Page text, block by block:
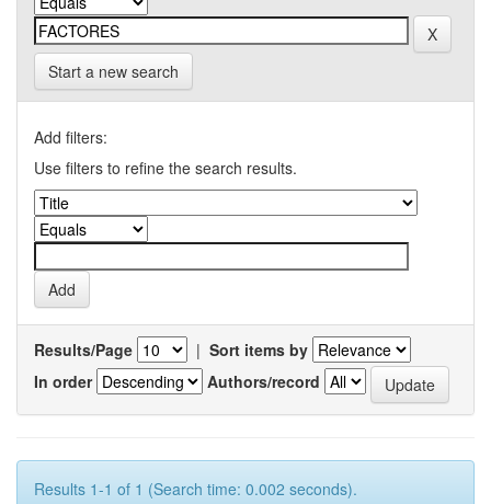
Start a new search
Add filters:
Use filters to refine the search results.
Results/Page | Sort items by
In order
Authors/record
Results 1-1 of 1 (Search time: 0.002 seconds).